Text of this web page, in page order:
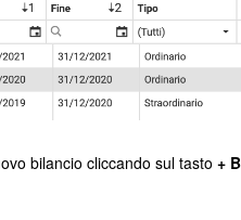
bilancio cliccando sul tasto +